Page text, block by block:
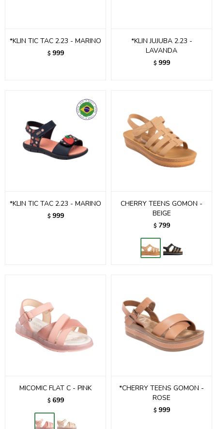
*KLIN TIC TAC 2.23 - MARINO
$ 999
*KLIN JUJUBA 2.23 -
LAVANDA
$ 999
*KLIN TIC TAC 2.23 - MARINO
$ 999
CHERRY TEENS GOMON -
BEIGE
$ 799
MICOMIC FLAT C - PINK
$ 699
*CHERRY TEENS GOMON -
ROSE
$ 999